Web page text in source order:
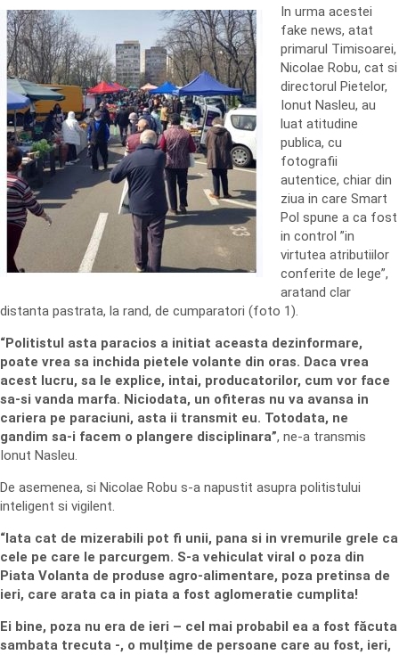
In urma acestei
fake news, atat
primarul Timisoarei,
Nicolae Robu, cat si
directorul Pietelor,
Ionut Nasleu, au
luat atitudine
publica, cu
fotografii
autentice, chiar din
ziua in care Smart
Pol spune a ca fost
in control ”in
virtutea atributiilor
conferite de lege”,
aratand clar
distanta pastrata, la rand, de cumparatori (foto 1).
“Politistul asta paracios a initiat aceasta dezinformare,
poate vrea sa inchida pietele volante din oras. Daca vrea
acest lucru, sa le explice, intai, producatorilor, cum vor face
sa-si vanda marfa. Niciodata, un ofiteras nu va avansa in
cariera pe paraciuni, asta ii transmit eu. Totodata, ne
gandim sa-i facem o plangere disciplinara”, ne-a transmis
Ionut Nasleu.
De asemenea, si Nicolae Robu s-a napustit asupra politistului
inteligent si vigilent.
“Iata cat de mizerabili pot fi unii, pana si in vremurile grele ca
cele pe care le parcurgem. S-a vehiculat viral o poza din
Piata Volanta de produse agro-alimentare, poza pretinsa de
ieri, care arata ca in piata a fost aglomeratie cumplita!
Ei bine, poza nu era de ieri – cel mai probabil ea a fost făcuta
sambata trecuta -, o mulțime de persoane care au fost, ieri,